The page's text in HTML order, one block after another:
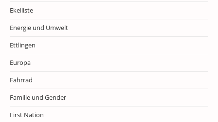
Ekelliste
Energie und Umwelt
Ettlingen
Europa
Fahrrad
Familie und Gender
First Nation